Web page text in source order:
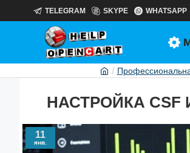
TELEGRAM SKYPE WHATSAPP
НАСТРОЙКА CSF
11
янв.